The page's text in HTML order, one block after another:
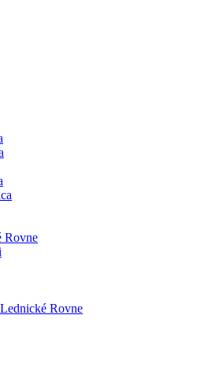
Rovne
Rovne